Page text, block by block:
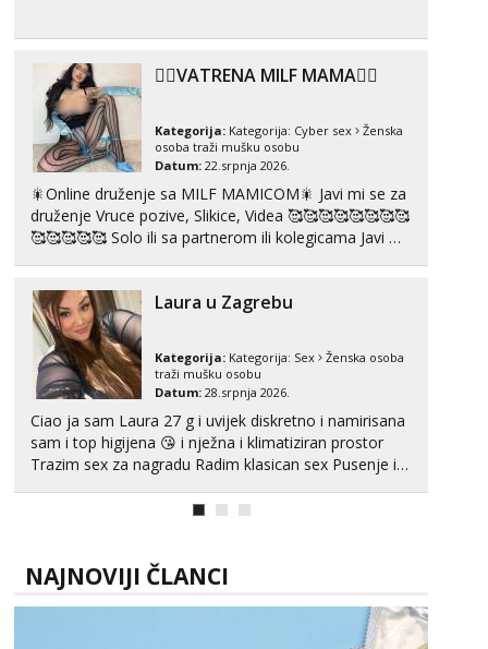
Čekam tvoj poziv!
Učiteljica iz predgrađa traži...
tel:0,93€ - mob:1,12€ min
Daria
Razgovaram :)
Tel:064/677-677- Kod: #75
tel:0,93€ - mob:1,12€ min
Obavijesti me kada se oslobodi
Biljana
Razgovaram :)
Tel: 064/677-677- Kod: #132
tel:0,93€ - mob:1,12€ min
Obavijesti me kada se oslobodi
Vanesa
Čekam tvoj poziv!
tel:0,93€ - mob:1,12€ min
Razgovaram :)
❤️‍🔥VATRENA MILF MAMA❤️‍🔥
Kategorija: Kategorija: Cyber sex
Ženska
osoba traži mušku osobu
Datum: 22.srpnja 2026.
🎇Online druženje sa MILF MAMICOM🎇 Javi mi se za
druženje Vruce pozive, Slikice, Videa 🥰🥰🥰🥰🥰🥰🥰🥰
🥰🥰🥰🥰🥰 Solo ili sa partnerom ili kolegicama Javi mi
RADIM SASTANKE I DRUZENJA UZIVO🤬...
Laura u Zagrebu
Kategorija: Kategorija: Sex
Ženska osoba
traži mušku osobu
Datum: 28.srpnja 2026.
Ciao ja sam Laura 27 g i uvijek diskretno i namirisana
sam i top higijena 😘 i nježna i klimatiziran prostor
Trazim sex za nagradu Radim klasican sex Pusenje i
NAJNOVIJI ČLANCI